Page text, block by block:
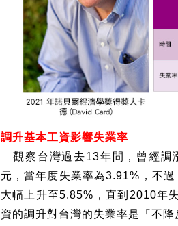
調升基本工資影響失業率
觀察台灣過去13年間，曾經調
元，當年度失業率為3.91% ，不
大幅上升至5.85% ，直到 2010年
資的調升對台灣的失業率是「不